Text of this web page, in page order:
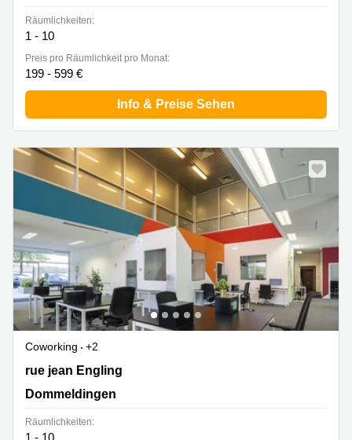
Centres
d’affaires
Bertrange
Centres
sur-
d’affaires
Sandweiler
Räumlichkeiten:
1 - 10
Preis pro Räumlichkeit pro Monat:
199 - 599 €
Info & Preise Sehen
Coworking
+2
2 rue jean Engling, Dommeldingen
rue jean Engling
Dommeldingen
Räumlichkeiten:
1 - 10